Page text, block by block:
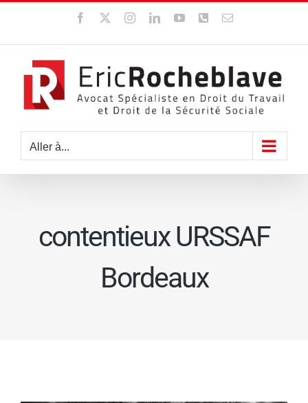
contenu
Facebook InstagramLinkedInYouTubeWhatsApp
Email
Aller à...
contentieux URSSAF
Bordeaux